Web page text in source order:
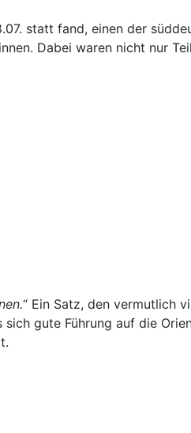
statt fand, einen der
Dabei waren nicht nur
“ Ein Satz, den vermutlich
gute Führung auf die